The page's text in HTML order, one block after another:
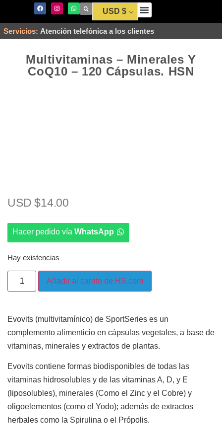
USD $
Servicios: Atención telefónica a los clientes
Multivitaminas – Minerales Y
CoQ10 – 120 Cápsulas. HSN
Evovits (multivitamínico) de SportSeries es un
complemento alimenticio en cápsulas vegetales, a base de
vitaminas, minerales y extractos de plantas.
Evovits contiene formas biodisponibles de todas las
vitaminas hidrosolubles y de las vitaminas A, D, y E
(liposolubles), minerales (Como el Zinc y el Cobre) y
oligoelementos (como el Yodo); además de extractos
herbales como la Spirulina o el Própolis.
USD $14.00
Hay existencias
Añadir al carrito de HS.com
Hacer pedido vía WhatsApp